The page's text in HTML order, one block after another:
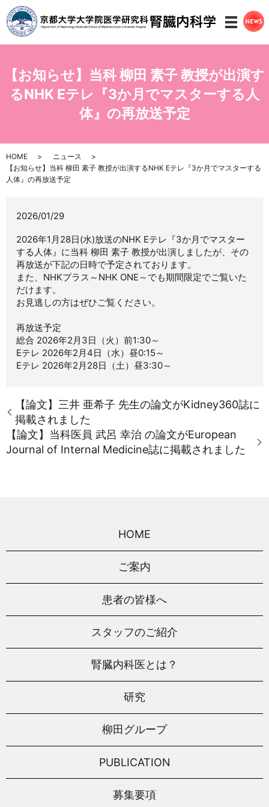
メニ
【お知らせ】当科 柳田 素子 教授が出演す
るNHK Eテレ『3か月でマスターする人
体』の再放送予定
HOME
ニュース
【お知らせ】当科 柳田 素子 教授が出演するNHK Eテレ『3か月でマスターする
人体』の再放送予定
2026/01/29
2026年1月28日(水)放送のNHK Eテレ『3か月でマスター
する人体』に当科 柳田 素子 教授が出演しましたが、その
再放送が下記の日時で予定されております。
また、NHKプラス～NHK ONE～でも期間限定でご覧いた
だけます。
お見逃しの方はぜひご覧ください。
再放送予定
総合 2026年2月3日（火）前1:30～
Eテレ 2026年2月4日（水）昼0:15～
Eテレ 2026年2月28日（土）昼3:30～
【論文】三井 亜希子 先生の論文がKidney360誌に
掲載されました
【論文】当科医員 武呂 幸治 の論文がEuropean
Journal of Internal Medicine誌に掲載されました
HOME
ご案内
患者の皆様へ
スタッフのご紹介
腎臓内科医とは？
研究
柳田グループ
PUBLICATION
募集要項